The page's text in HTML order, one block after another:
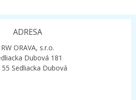
ADRESA
RW ORAVA, s.r.o.
Dubová 181
55 Sedliacka Dubová